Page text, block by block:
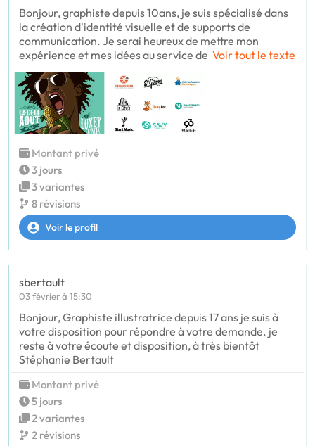
Bonjour, graphiste depuis 10ans, je suis spécialisé dans
la création d'identité visuelle et de supports de
communication. Je serai heureux de mettre mon
expérience et mes idées au service de Voir tout le texte
Montant privé
3 jours
3 variantes
8 révisions
Voir le profil
sbertault
03 février à 15:30
Bonjour, Graphiste illustratrice depuis 17 ans je suis à
votre disposition pour répondre à votre demande. je
reste à votre écoute et disposition, à très bientôt
Stéphanie Bertault
Montant privé
5 jours
2 variantes
2 révisions